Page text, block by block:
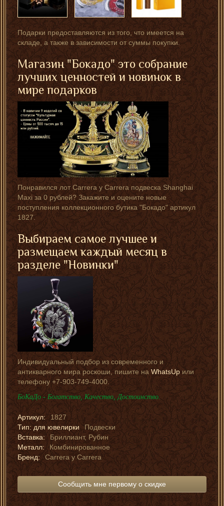
Подарки предоставляются из того, что имеется на
складе, а также в зависимости от суммы покупки.
Магазин "Бокадо" это собрание
лучших ценностей и новинок в
мире подарков
Понравился лот Carrera y Carrera подвеска Shanghai
Maxi за 0 рублей? Закажите и оцените новые
поступления коллекционного бутика "Бокадо" артикул
1827.
Выбираем самое лучшее и
размещаем каждый месяц в
разделе "Новинки"
Индивидуальный подбор из современного и
антикварного мира роскоши, пишите наWhatsUpили
телефону +7-903-749-4000.
БоКаДо - Богатство, Качество, Достоинство.
Артикул:
1827
Тип: для ювелирки
Подвески
Вставка:
Бриллиант, Рубин
Металл:
Комбинированное
Бренд:
Carrera y Carrera
Сообщить мне первому о скидке